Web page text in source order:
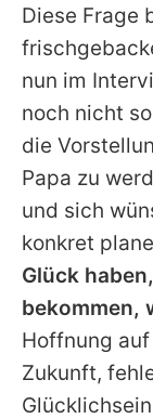
Diese Frage
nun im
noch nicht
die
Papa zu
und sich
konkret
Glück
bekommen,
Hoffnung
Zukunft,